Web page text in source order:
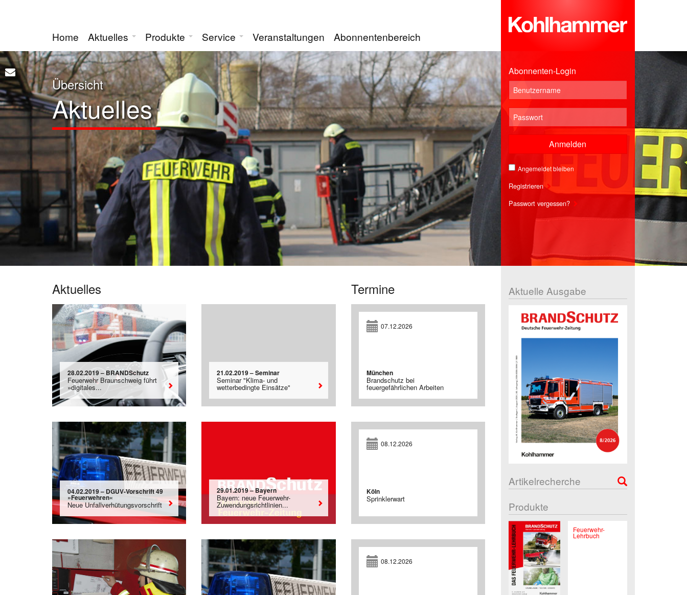
Home Aktuelles Produkte Service Veranstaltungen Abonnentenbereich
Übersicht
Aktuelles
Abonnenten-Login
Anmelden
Angemeldet bleiben
Registrieren
Passwort vergessen?
Aktuelles
28.02.2019 – BRANDSchutz
Feuerwehr Braunschweig führt
»digitales...
21.02.2019 – Seminar
Seminar "Klima- und
wetterbedingte Einsätze"
04.02.2019 – DGUV-Vorschrift 49
»Feuerwehren«
Neue Unfallverhütungsvorschrift
29.01.2019 – Bayern
Bayern: neue Feuerwehr-
Zuwendungsrichtlinien...
Termine
07.12.2026
München
Brandschutz bei
feuergefährlichen Arbeiten
08.12.2026
Köln
Sprinklerwart
08.12.2026
Aktuelle Ausgabe
Artikelrecherche
Produkte
Feuerwehr-
Lehrbuch